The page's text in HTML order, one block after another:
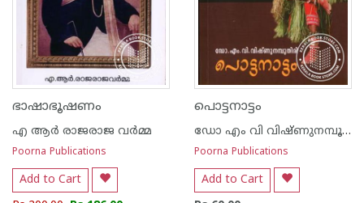
ഭാഷാഭൂഷണം
എ ആര്‍ രാജരാജ വര്‍മ്മ
Poorna Publications
Add to Cart
പൊട്ടനാട്ടം
ഡോ എം വി വിഷ്ണുനമ്പൂതിരി
Poorna Publications
Add to Cart